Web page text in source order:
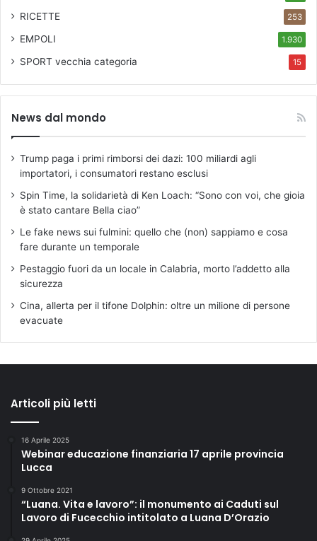
RICETTE 253
EMPOLI 1.930
SPORT vecchia categoria 15
News dal mondo
Trump paga i primi rimborsi dei dazi: 100 miliardi agli
importatori, i consumatori restano esclusi
Spin Time, la solidarietà di Ken Loach: “Sono con voi, che gioia
è stato cantare Bella ciao”
Le fake news sui fulmini: quello che (non) sappiamo e cosa
fare durante un temporale
Pestaggio fuori da un locale in Calabria, morto l’addetto alla
sicurezza
Cina, allerta per il tifone Dolphin: oltre un milione di persone
evacuate
Articoli più letti
16 Aprile 2025
Webinar educazione finanziaria 17 aprile provincia
Lucca
9 Ottobre 2021
“Luana. Vita e lavoro”: il monumento ai Caduti sul
Lavoro di Fucecchio intitolato a Luana D’Orazio